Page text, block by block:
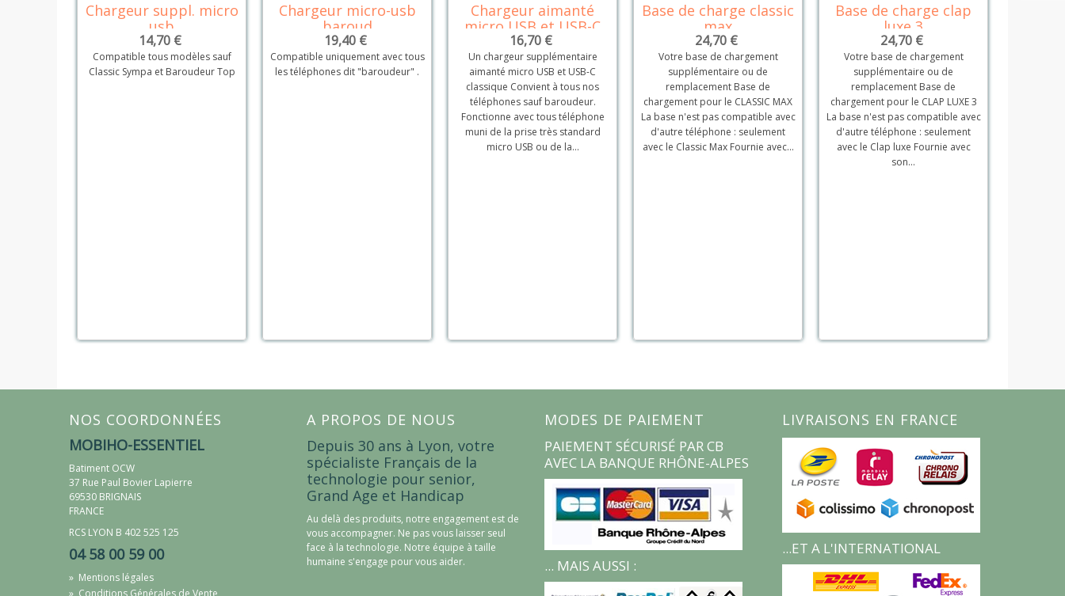
Détails
Chargeur suppl. micro
usb
14,70 €
Compatible tous modèles sauf
Classic Sympa et Baroudeur Top
Détails
Chargeur micro-usb
baroud
19,40 €
Compatible uniquement avec tous
les téléphones dit "baroudeur" .
Détails
Chargeur aimanté
micro USB et USB-C
16,70 €
Un chargeur supplémentaire
aimanté micro USB et USB-C
classique Convient à tous nos
téléphones sauf baroudeur.
Fonctionne avec tous téléphone
muni de la prise très standard
micro USB ou de la...
Détails
Base de charge classic
max
24,70 €
Votre base de chargement
supplémentaire ou de
remplacement Base de
chargement pour le CLASSIC MAX
La base n'est pas compatible avec
d'autre téléphone : seulement
avec le Classic Max Fournie avec...
Détails
Base de charge clap
luxe 3
24,70 €
Votre base de chargement
supplémentaire ou de
remplacement Base de
chargement pour le CLAP LUXE 3
La base n'est pas compatible avec
d'autre téléphone : seulement
avec le Clap luxe Fournie avec
son...
NOS COORDONNÉES
MOBIHO-ESSENTIEL
Batiment OCW
37 Rue Paul Bovier Lapierre
69530 BRIGNAIS
FRANCE
RCS LYON B 402 525 125
04 58 00 59 00
» Mentions légales
» Conditions Générales de Vente
A PROPOS DE NOUS
Depuis 30 ans à Lyon, votre
spécialiste Français de la
technologie pour senior,
Grand Age et Handicap
Au delà des produits, notre engagement est de
vous accompagner. Ne pas vous laisser seul
face à la technologie. Notre équipe à taille
humaine s'engage pour vous aider.
MODES DE PAIEMENT
PAIEMENT SÉCURISÉ PAR CB
AVEC LA BANQUE RHÔNE-ALPES
... MAIS AUSSI :
LIVRAISONS EN FRANCE
...ET A L'INTERNATIONAL